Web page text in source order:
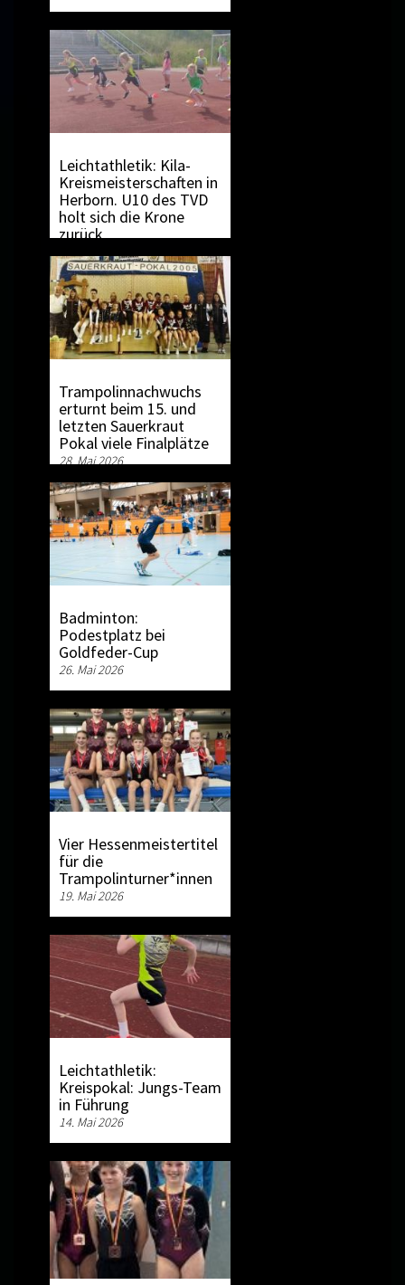
Leichtathletik: Kila-
Kreismeisterschaften in
Herborn. U10 des TVD
holt sich die Krone
zurück
Trampolinnachwuchs
erturnt beim 15. und
letzten Sauerkraut
Pokal viele Finalplätze
28. Mai 2026
Badminton:
Podestplatz bei
Goldfeder-Cup
26. Mai 2026
Vier Hessenmeistertitel
für die
Trampolinturner*innen
19. Mai 2026
Leichtathletik:
Kreispokal: Jungs-Team
in Führung
14. Mai 2026